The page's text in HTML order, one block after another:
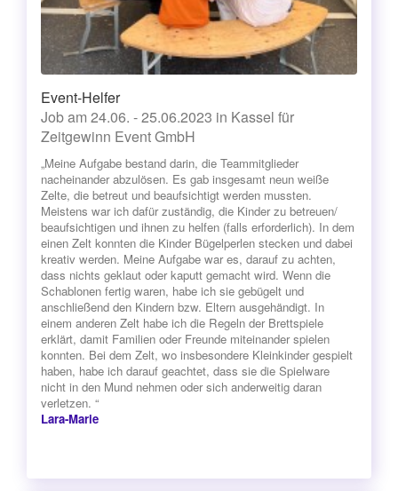
Event-Helfer
Job am 24.06. - 25.06.2023 in Kassel für
Zeitgewinn Event GmbH
„Meine Aufgabe bestand darin, die Teammitglieder
nacheinander abzulösen. Es gab insgesamt neun weiße
Zelte, die betreut und beaufsichtigt werden mussten.
Meistens war ich dafür zuständig, die Kinder zu betreuen/
beaufsichtigen und ihnen zu helfen (falls erforderlich). In dem
einen Zelt konnten die Kinder Bügelperlen stecken und dabei
kreativ werden. Meine Aufgabe war es, darauf zu achten,
dass nichts geklaut oder kaputt gemacht wird. Wenn die
Schablonen fertig waren, habe ich sie gebügelt und
anschließend den Kindern bzw. Eltern ausgehändigt. In
einem anderen Zelt habe ich die Regeln der Brettspiele
erklärt, damit Familien oder Freunde miteinander spielen
konnten. Bei dem Zelt, wo insbesondere Kleinkinder gespielt
haben, habe ich darauf geachtet, dass sie die Spielware
nicht in den Mund nehmen oder sich anderweitig daran
verletzen. “
Lara-Marie